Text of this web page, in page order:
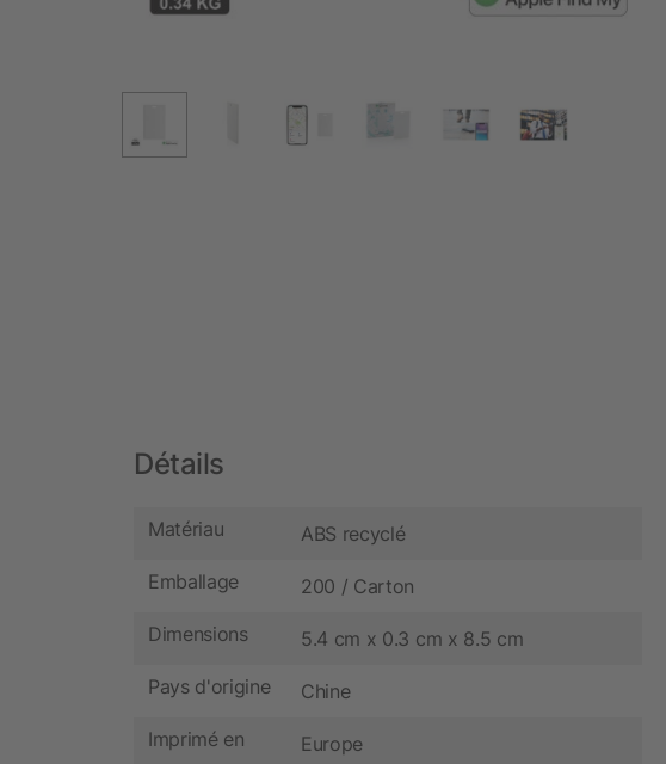
Détails
Matériau ABS recyclé
Emballage 200 / Carton
Dimensions 5.4 cm x 0.3 cm x 8.5 cm
Pays d'origine Chine
Imprimé en Europe